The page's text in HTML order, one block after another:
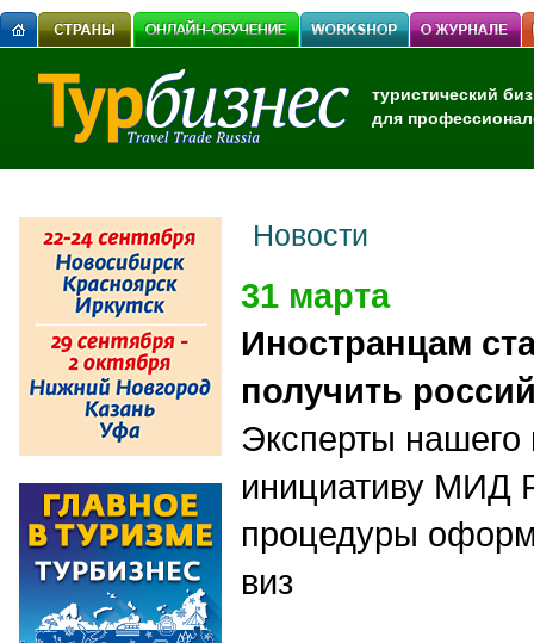
туристический
для
Новости
31 марта
Иностранцам
получить
Эксперты
инициативу МИД
процедуры
виз